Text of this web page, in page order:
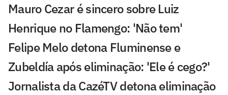
Mauro Cezar é sincero sobre Luiz
Henrique no Flamengo: 'Não tem'
Felipe Melo detona Fluminense e
Zubeldía após eliminação: 'Ele é cego?'
Jornalista da CazéTV detona eliminação